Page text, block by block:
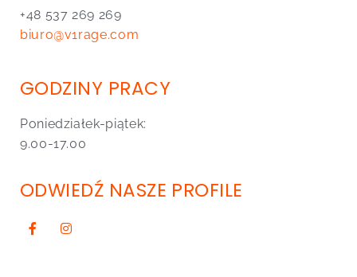
+48 537 269 269
biuro@v1rage.com
GODZINY PRACY
Poniedziałek-piątek:
9.00-17.00
ODWIEDŹ NASZE PROFILE